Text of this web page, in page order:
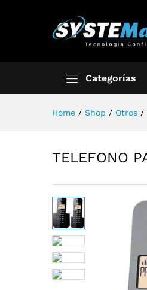
Categorías
Home / Shop / Otros /
TELEFONO